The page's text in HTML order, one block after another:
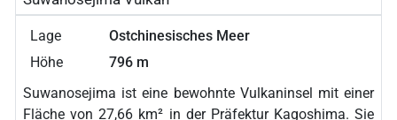
Lage
Ostchinesisches Meer
Höhe
796 m
Suwanosejima ist eine bewohnte Vulkaninsel mit einer
Fläche von 27,66 km² in der Präfektur Kagoshima. Sie